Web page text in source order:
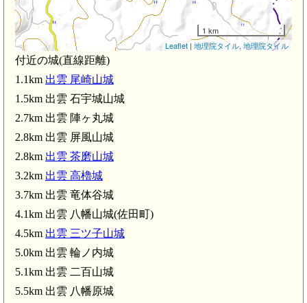
1 km
Leaflet| 地理院タイル, 地理院タイル
付近の城(直線距離)
1.1km 出雲 尾崎山城
1.5km 出雲 石宇城山城
2.7km 出雲 陣ヶ丸城
2.8km 出雲 屏風山城
2.8km 出雲 茶磨山城
3.2km 出雲 高櫓城
3.7km 出雲 竜体谷城
4.1km 出雲 八幡山城(佐田町)
4.5km 出雲 三ツ子山城
5.0km 出雲 輪ノ内城
5.1km 出雲 二百山城
5.5km 出雲 八幡原城